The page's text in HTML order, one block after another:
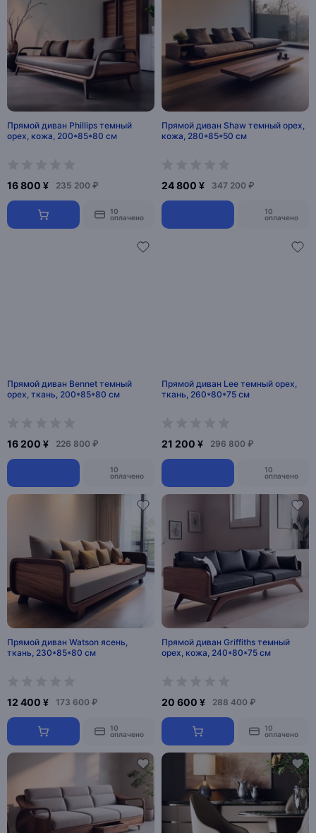
Прямой диван Phillips темный
орех, кожа, 200*85*80 см
16 800 ¥ 235 200 ₽
10
оплачено
Прямой диван Shaw темный орех,
кожа, 280*85*50 см
24 800 ¥ 347 200 ₽
10
оплачено
Прямой диван Bennet темный
орех, ткань, 200*85*80 см
16 200 ¥ 226 800 ₽
10
оплачено
Прямой диван Lee темный орех,
ткань, 260*80*75 см
21 200 ¥ 296 800 ₽
10
оплачено
Прямой диван Watson ясень,
ткань, 230*85*80 см
12 400 ¥ 173 600 ₽
10
оплачено
Прямой диван Griffiths темный
орех, кожа, 240*80*75 см
20 600 ¥ 288 400 ₽
10
оплачено